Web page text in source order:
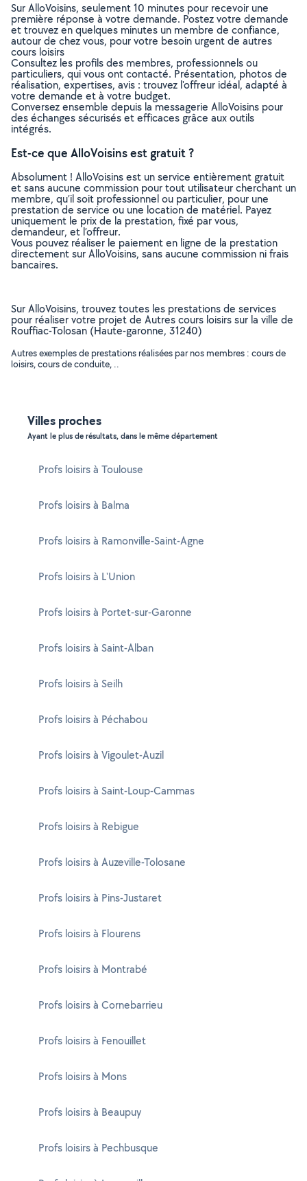
Sur AlloVoisins, seulement 10 minutes pour recevoir une
première réponse à votre demande. Postez votre demande
et trouvez en quelques minutes un membre de confiance,
autour de chez vous, pour votre besoin urgent de autres
cours loisirs
Consultez les profils des membres, professionnels ou
particuliers, qui vous ont contacté. Présentation, photos de
réalisation, expertises, avis : trouvez l'offreur idéal, adapté à
votre demande et à votre budget.
Conversez ensemble depuis la messagerie AlloVoisins pour
des échanges sécurisés et efficaces grâce aux outils
intégrés.
Est-ce que AlloVoisins est gratuit ?
Absolument ! AlloVoisins est un service entièrement gratuit
et sans aucune commission pour tout utilisateur cherchant un
membre, qu’il soit professionnel ou particulier, pour une
prestation de service ou une location de matériel. Payez
uniquement le prix de la prestation, fixé par vous,
demandeur, et l’offreur.
Vous pouvez réaliser le paiement en ligne de la prestation
directement sur AlloVoisins, sans aucune commission ni frais
bancaires.
Sur AlloVoisins, trouvez toutes les prestations de services
pour réaliser votre projet de Autres cours loisirs sur la ville de
Rouffiac-Tolosan (Haute-garonne, 31240)
Autres exemples de prestations réalisées par nos membres : cours de
loisirs, cours de conduite, ..
Villes proches
Ayant le plus de résultats, dans le même département
Profs loisirs à Toulouse
Profs loisirs à Balma
Profs loisirs à Ramonville-Saint-Agne
Profs loisirs à L'Union
Profs loisirs à Portet-sur-Garonne
Profs loisirs à Saint-Alban
Profs loisirs à Seilh
Profs loisirs à Péchabou
Profs loisirs à Vigoulet-Auzil
Profs loisirs à Saint-Loup-Cammas
Profs loisirs à Rebigue
Profs loisirs à Auzeville-Tolosane
Profs loisirs à Pins-Justaret
Profs loisirs à Flourens
Profs loisirs à Montrabé
Profs loisirs à Cornebarrieu
Profs loisirs à Fenouillet
Profs loisirs à Mons
Profs loisirs à Beaupuy
Profs loisirs à Pechbusque